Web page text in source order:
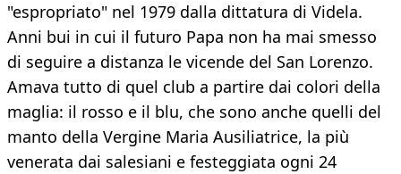
"espropriato" nel 1979 dalla dittatura di Videla.
Anni bui in cui il futuro Papa non ha mai smesso
di seguire a distanza le vicende del San Lorenzo.
Amava tutto di quel club a partire dai colori della
maglia: il rosso e il blu, che sono anche quelli del
manto della Vergine Maria Ausiliatrice, la più
venerata dai salesiani e festeggiata ogni 24